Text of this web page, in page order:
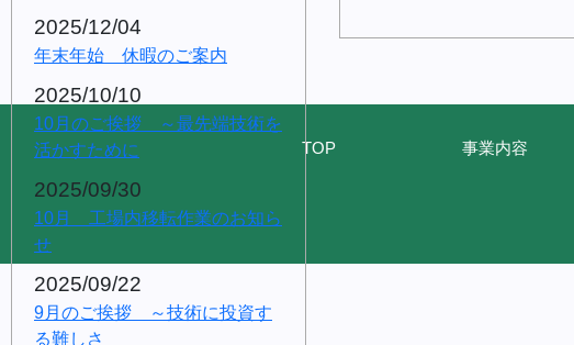
2025/12/04
年末年始 休暇のご案内
2025/10/10
10月のご挨拶 ～最先端技術を
活かすために
2025/09/30
10月 工場内移転作業のお知ら
せ
2025/09/22
9月のご挨拶 ～技術に投資す
る難しさ
TOP 事業内容